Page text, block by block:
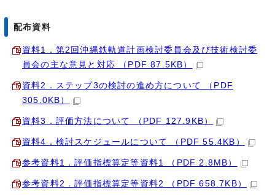
配布資料
資料1．第2回沖縄鉄軌道計画検討委員会及び技術検討委
員会の主な意見と対応 （PDF 87.5KB）
資料2．ステップ3の検討の進め方について （PDF
305.0KB）
資料3．評価方法について （PDF 127.9KB）
資料4．検討スケジュールについて （PDF 55.4KB）
参考資料1．評価指標算定等資料1 （PDF 2.8MB）
参考資料2．評価指標算定等資料2 （PDF 658.7KB）